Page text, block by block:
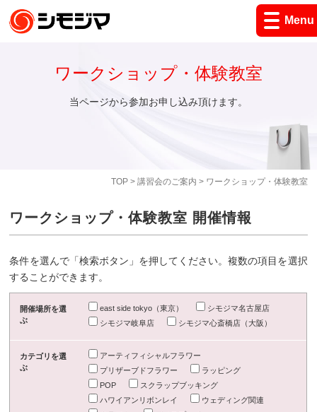
Menu
TOP> 講習会のご案内 > ワークショップ・体験教室
ワークショップ・体験教室
当ページから参加お申し込み頂けます。
ワークショップ・体験教室 開催情報
条件を選んで「検索ボタン」を押してください。複数の項目を選択
することができます。
開催場所を選
ぶ
east side tokyo（東京）
シモジマ名古屋店
シモジマ岐阜店
シモジマ心斎橋店（大阪）
カテゴリを選
ぶ
アーティフィシャルフラワー
プリザーブドフラワー
ラッピング
POP
スクラップブッキング
ハワイアンリボンレイ
ウェディング関連